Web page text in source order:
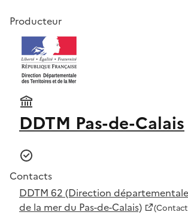
Producteur
DDTM Pas-de-Calais
Contacts
DDTM 62 (Direction
de la mer du Pas-de-Calais)